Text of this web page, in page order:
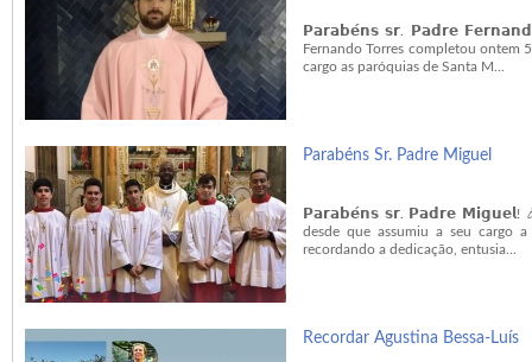
𝗣𝗮𝗿𝗮𝗯𝗲́𝗻𝘀 𝘀𝗿. 𝗣𝗮𝗱𝗿𝗲
Fernando Torres completou ontem
cargo as paróquias de Santa M...
Parabéns Sr. Padre Miguel
𝗣𝗮𝗿𝗮𝗯𝗲́𝗻𝘀 𝘀𝗿. 𝗣𝗮𝗱𝗿𝗲 𝗠𝗶𝗴𝘂𝗲𝗹!
desde que assumiu a seu cargo
recordando a dedicação, entusia...
Recordar Agustina Bessa-Luís